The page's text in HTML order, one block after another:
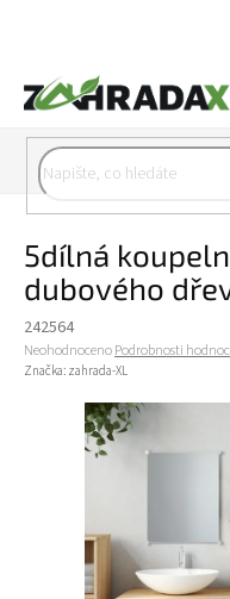
5dílná
dubového
242564
Průměrné hodnocení produktu
NeohodnocenoPodrobnosti
Značka: zahrada-XL